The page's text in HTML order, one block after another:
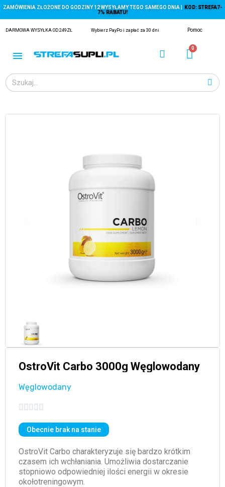
ZAMÓWIENIA ZŁOŻONE DO GODZINY 12 WYSYŁAMY TEGO SAMEGO DNIA |
KOD: STREFA7-
7% RABATU!
DARMOWA WYSYŁKA OD 249ZŁ Wybierz PayPo i zapłać za 30 dni Pomoc
OstroVit Carbo 3000g Węglowodany
Węglowodany
    
Obecnie brak na stanie
OstroVit Carbo charakteryzuje się bardzo krótkim
czasem ich wchłaniania. Umożliwia dostarczanie
stopniowo odpowiedniej ilości energii w okresie
okołotreningowym.